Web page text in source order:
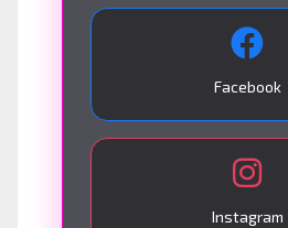
Facebook
Instagram